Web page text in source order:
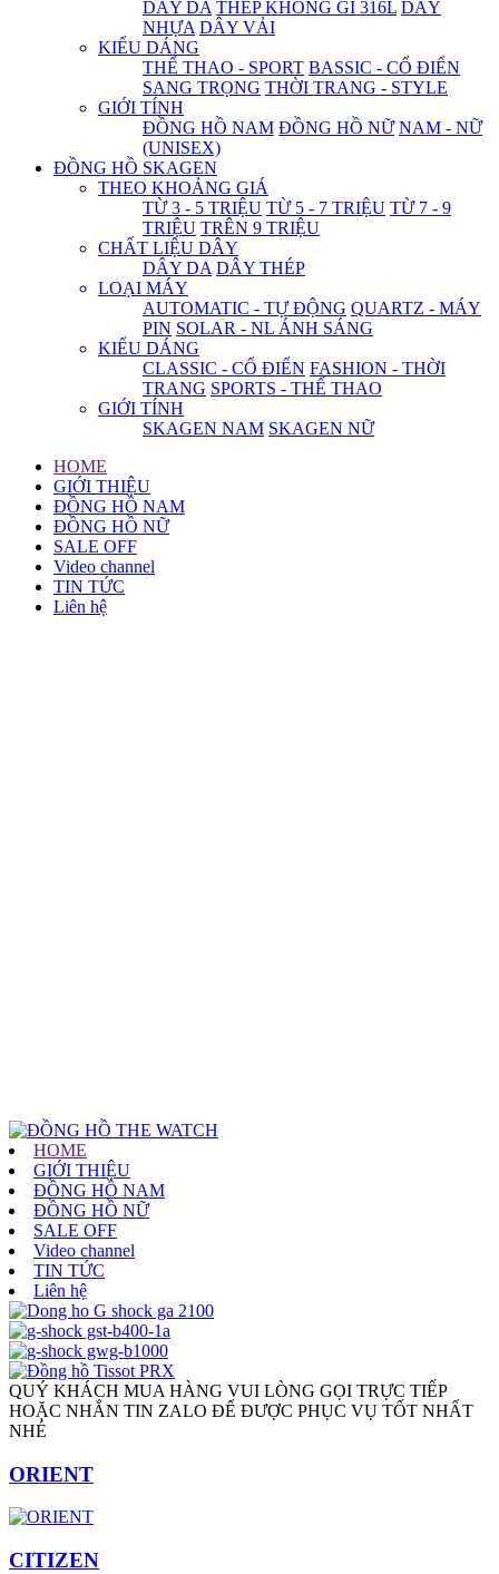
DÂY DA THÉP KHÔNG GỈ 316L DÂY
NHỰA DÂY VẢI
KIỂU DÁNG
THỂ THAO - SPORT BASSIC - CỔ ĐIỂN
SANG TRỌNG THỜI TRANG - STYLE
GIỚI TÍNH
ĐỒNG HỒ NAM ĐỒNG HỒ NỮ NAM - NỮ
(UNISEX)
ĐỒNG HỒ SKAGEN
THEO KHOẢNG GIÁ
TỪ 3 - 5 TRIỆU TỪ 5 - 7 TRIỆU TỪ 7 - 9
TRIỆU TRÊN 9 TRIỆU
CHẤT LIỆU DÂY
DÂY DA DÂY THÉP
LOẠI MÁY
AUTOMATIC - TỰ ĐỘNG QUARTZ - MÁY
PIN SOLAR - NL ÁNH SÁNG
KIỂU DÁNG
CLASSIC - CỔ ĐIỂN FASHION - THỜI
TRANG SPORTS - THỂ THAO
GIỚI TÍNH
SKAGEN NAM SKAGEN NỮ
HOME
GIỚI THIỆU
ĐỒNG HỒ NAM
ĐỒNG HỒ NỮ
SALE OFF
Video channel
TIN TỨC
Liên hệ
HOME
GIỚI THIỆU
ĐỒNG HỒ NAM
ĐỒNG HỒ NỮ
SALE OFF
Video channel
TIN TỨC
Liên hệ
QUÝ KHÁCH MUA HÀNG VUI LÒNG GỌI TRỰC TIẾP
HOẶC NHẮN TIN ZALO ĐỂ ĐƯỢC PHỤC VỤ TỐT NHẤT
NHÉ
ORIENT
CITIZEN